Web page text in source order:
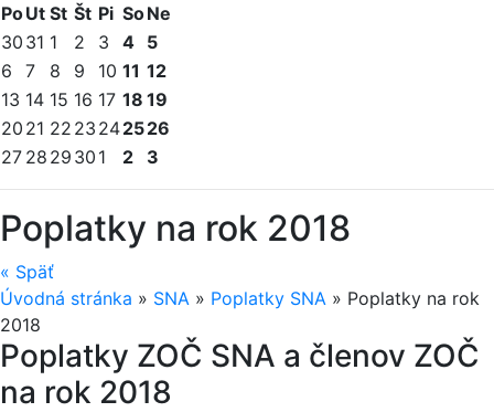
PoUt St Št Pi SoNe
30 31 1 2 3 4 5
6
7 8 9 10 11 12
13 14 15 16 17 18 19
20 21 22 23 242526
27 28 29 30 1 2 3
Poplatky na rok 2018
« Späť
Úvodná stránka » SNA » Poplatky SNA » Poplatky na rok
2018
Poplatky ZOČ SNA a členov ZOČ
na rok 2018